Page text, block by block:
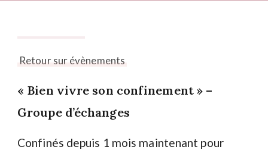
Retour sur évènements
« Bien vivre son confinement » –
Groupe d’échanges
Confinés depuis 1 mois maintenant pour